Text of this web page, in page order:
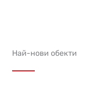
Най-нови обекти